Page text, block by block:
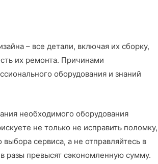
– все детали, включая их сборку,
их ремонта. Причинами
оборудования и знаний
необходимого оборудования
не только не исправить поломку,
сервиса, а не отправляйтесь в
разы превысят сэкономленную сумму.